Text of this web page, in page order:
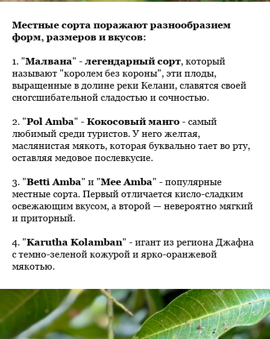
Местные сорта поражают разнообразием
форм, размеров и вкусов:
1. "Малвана" - легендарный сорт, который
называют "королем без короны", эти плоды,
выращенные в долине реки Келани, славятся своей
сногсшибательной сладостью и сочностью.
2. "Pol Amba" - Кокосовый манго - самый
любимый среди туристов. У него желтая,
маслянистая мякоть, которая буквально тает во рту,
оставляя медовое послевкусие.
3. "Betti Amba" и "Mee Amba" - популярные
местные сорта. Первый отличается кисло-сладким
освежающим вкусом, а второй — невероятно мягкий
и приторный.
4. "Karutha Kolamban" - игант из региона Джафна
с темно-зеленой кожурой и ярко-оранжевой
мякотью.